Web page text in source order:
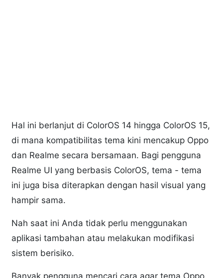
Hal ini berlanjut di ColorOS 14 hingga ColorOS 15,
di mana kompatibilitas tema kini mencakup Oppo
dan Realme secara bersamaan. Bagi pengguna
Realme UI yang berbasis ColorOS, tema - tema
ini juga bisa diterapkan dengan hasil visual yang
hampir sama.
Nah saat ini Anda tidak perlu menggunakan
aplikasi tambahan atau melakukan modifikasi
sistem berisiko.